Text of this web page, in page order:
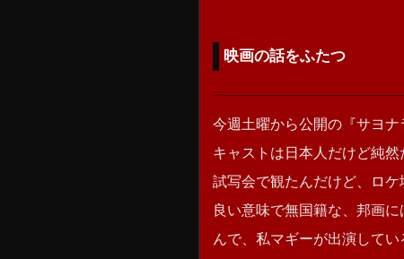
映画の話をふたつ
今週土曜から公開の『サヨナ
キャストは日本人だけど純然
試写会で観たんだけど、ロケ
良い意味で無国籍な、邦画に
んで、私マギーが出演して